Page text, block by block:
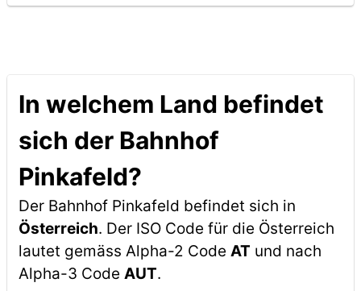
In welchem Land befindet
sich der Bahnhof
Pinkafeld?
Der Bahnhof Pinkafeld befindet sich in
Österreich. Der ISO Code für die Österreich
lautet gemäss Alpha-2 Code AT und nach
Alpha-3 Code AUT.